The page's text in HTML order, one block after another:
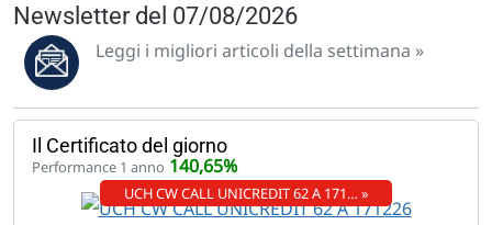
Newsletter del 07/08/2026
Leggi i migliori articoli della settimana »
Il Certificato del giorno
Performance 1 anno 140,65%
UCH CW CALL UNICREDIT 62 A 171… »